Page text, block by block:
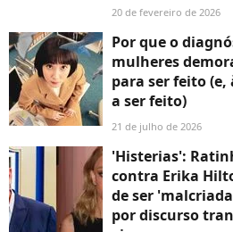
20 de fevereiro de 2026
Por que o
mulheres
para ser feito (e,
a ser feito)
21 de julho de 2026
'Histerias':
contra Erika
de ser
por discurso